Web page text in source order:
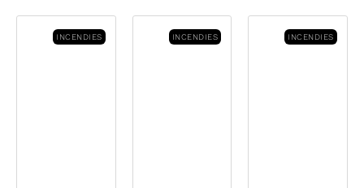
INCENDIES INCENDIES INCENDIES